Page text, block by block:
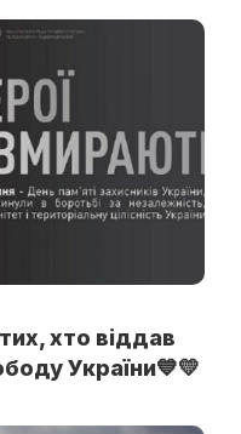
хто віддав
України💙💛